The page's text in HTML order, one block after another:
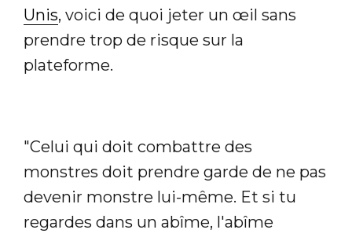
Unis, voici de quoi jeter un œil sans
prendre trop de risque sur la
plateforme.
"Celui qui doit combattre des
monstres doit prendre garde de ne pas
devenir monstre lui-même. Et si tu
regardes dans un abîme, l'abîme